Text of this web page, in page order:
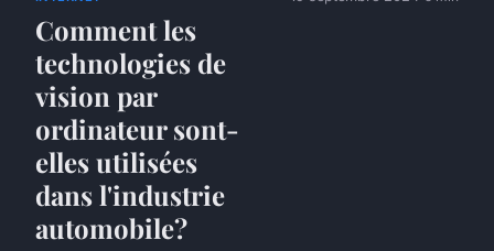
Comment les
technologies de
vision par
ordinateur sont-
elles utilisées
dans l'industrie
automobile?